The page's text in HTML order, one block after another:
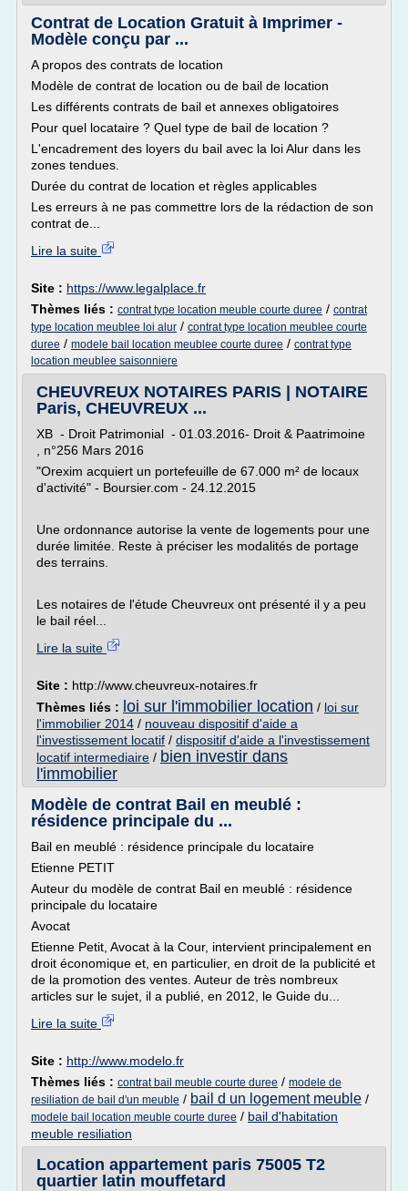
Contrat de Location Gratuit à Imprimer -
Modèle conçu par ...
A propos des contrats de location
Modèle de contrat de location ou de bail de location
Les différents contrats de bail et annexes obligatoires
Pour quel locataire ? Quel type de bail de location ?
L'encadrement des loyers du bail avec la loi Alur dans les
zones tendues.
Durée du contrat de location et règles applicables
Les erreurs à ne pas commettre lors de la rédaction de son
contrat de...
Lire la suite
Site : https://www.legalplace.fr
Thèmes liés : contrat type location meuble courte duree / contrat
type location meublee loi alur / contrat type location meublee courte
duree / modele bail location meublee courte duree / contrat type
location meublee saisonniere
CHEUVREUX NOTAIRES PARIS | NOTAIRE
Paris, CHEUVREUX ...
XB - Droit Patrimonial - 01.03.2016- Droit & Paatrimoine
, n°256 Mars 2016
"Orexim acquiert un portefeuille de 67.000 m² de locaux
d'activité" - Boursier.com - 24.12.2015
Une ordonnance autorise la vente de logements pour une
durée limitée. Reste à préciser les modalités de portage
des terrains.
Les notaires de l'étude Cheuvreux ont présenté il y a peu
le bail réel...
Lire la suite
Site : http://www.cheuvreux-notaires.fr
Thèmes liés : loi sur l'immobilier location / loi sur
l'immobilier 2014 / nouveau dispositif d'aide a
l'investissement locatif / dispositif d'aide a l'investissement
locatif intermediaire / bien investir dans
l'immobilier
Modèle de contrat Bail en meublé :
résidence principale du ...
Bail en meublé : résidence principale du locataire
Etienne PETIT
Auteur du modèle de contrat Bail en meublé : résidence
principale du locataire
Avocat
Etienne Petit, Avocat à la Cour, intervient principalement en
droit économique et, en particulier, en droit de la publicité et
de la promotion des ventes. Auteur de très nombreux
articles sur le sujet, il a publié, en 2012, le Guide du...
Lire la suite
Site : http://www.modelo.fr
Thèmes liés : contrat bail meuble courte duree / modele de
resiliation de bail d'un meuble / bail d un logement meuble /
modele bail location meuble courte duree / bail d'habitation
meuble resiliation
Location appartement paris 75005 T2
quartier latin mouffetard